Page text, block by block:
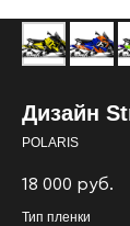
Дизайн
POLARIS
18 000 руб.
Тип пленки